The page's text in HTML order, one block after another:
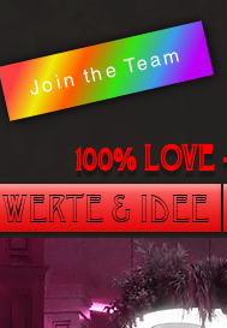
100%
Join the Team
Werte & Idee